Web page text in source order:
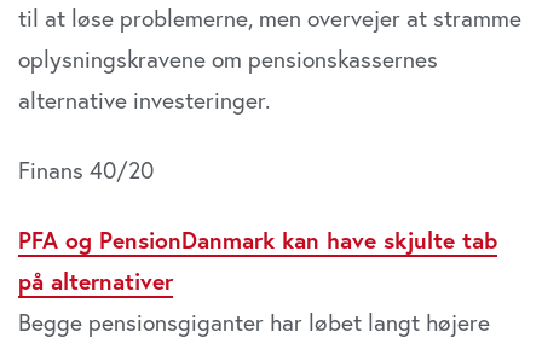
til at løse problemerne, men overvejer at stramme
oplysningskravene om pensionskassernes
alternative investeringer.
Finans 40/20
PFA og PensionDanmark kan have skjulte tab
på alternativer
Begge pensionsgiganter har løbet langt højere